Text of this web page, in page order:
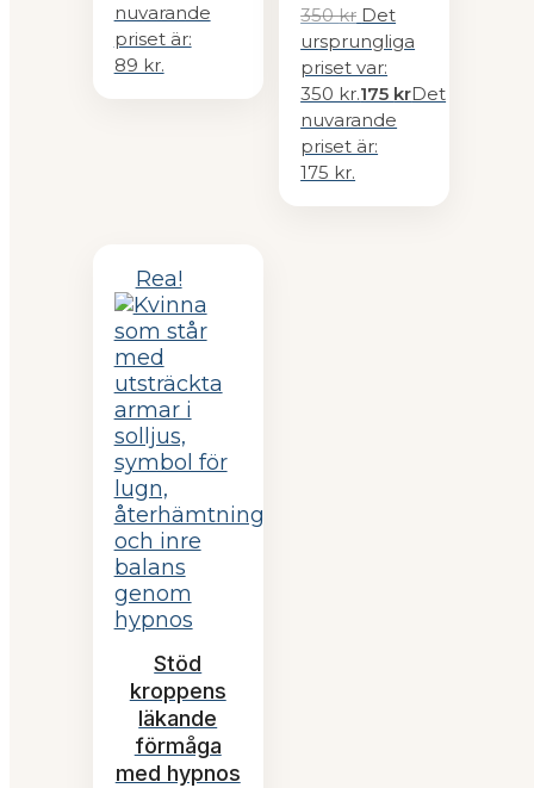
nuvarande
priset är:
89 kr.
350kr Det
ursprungliga
priset var:
350 kr.175 krDet
nuvarande
priset är:
175 kr.
Rea!
Stöd
kroppens
läkande
förmåga
med hypnos